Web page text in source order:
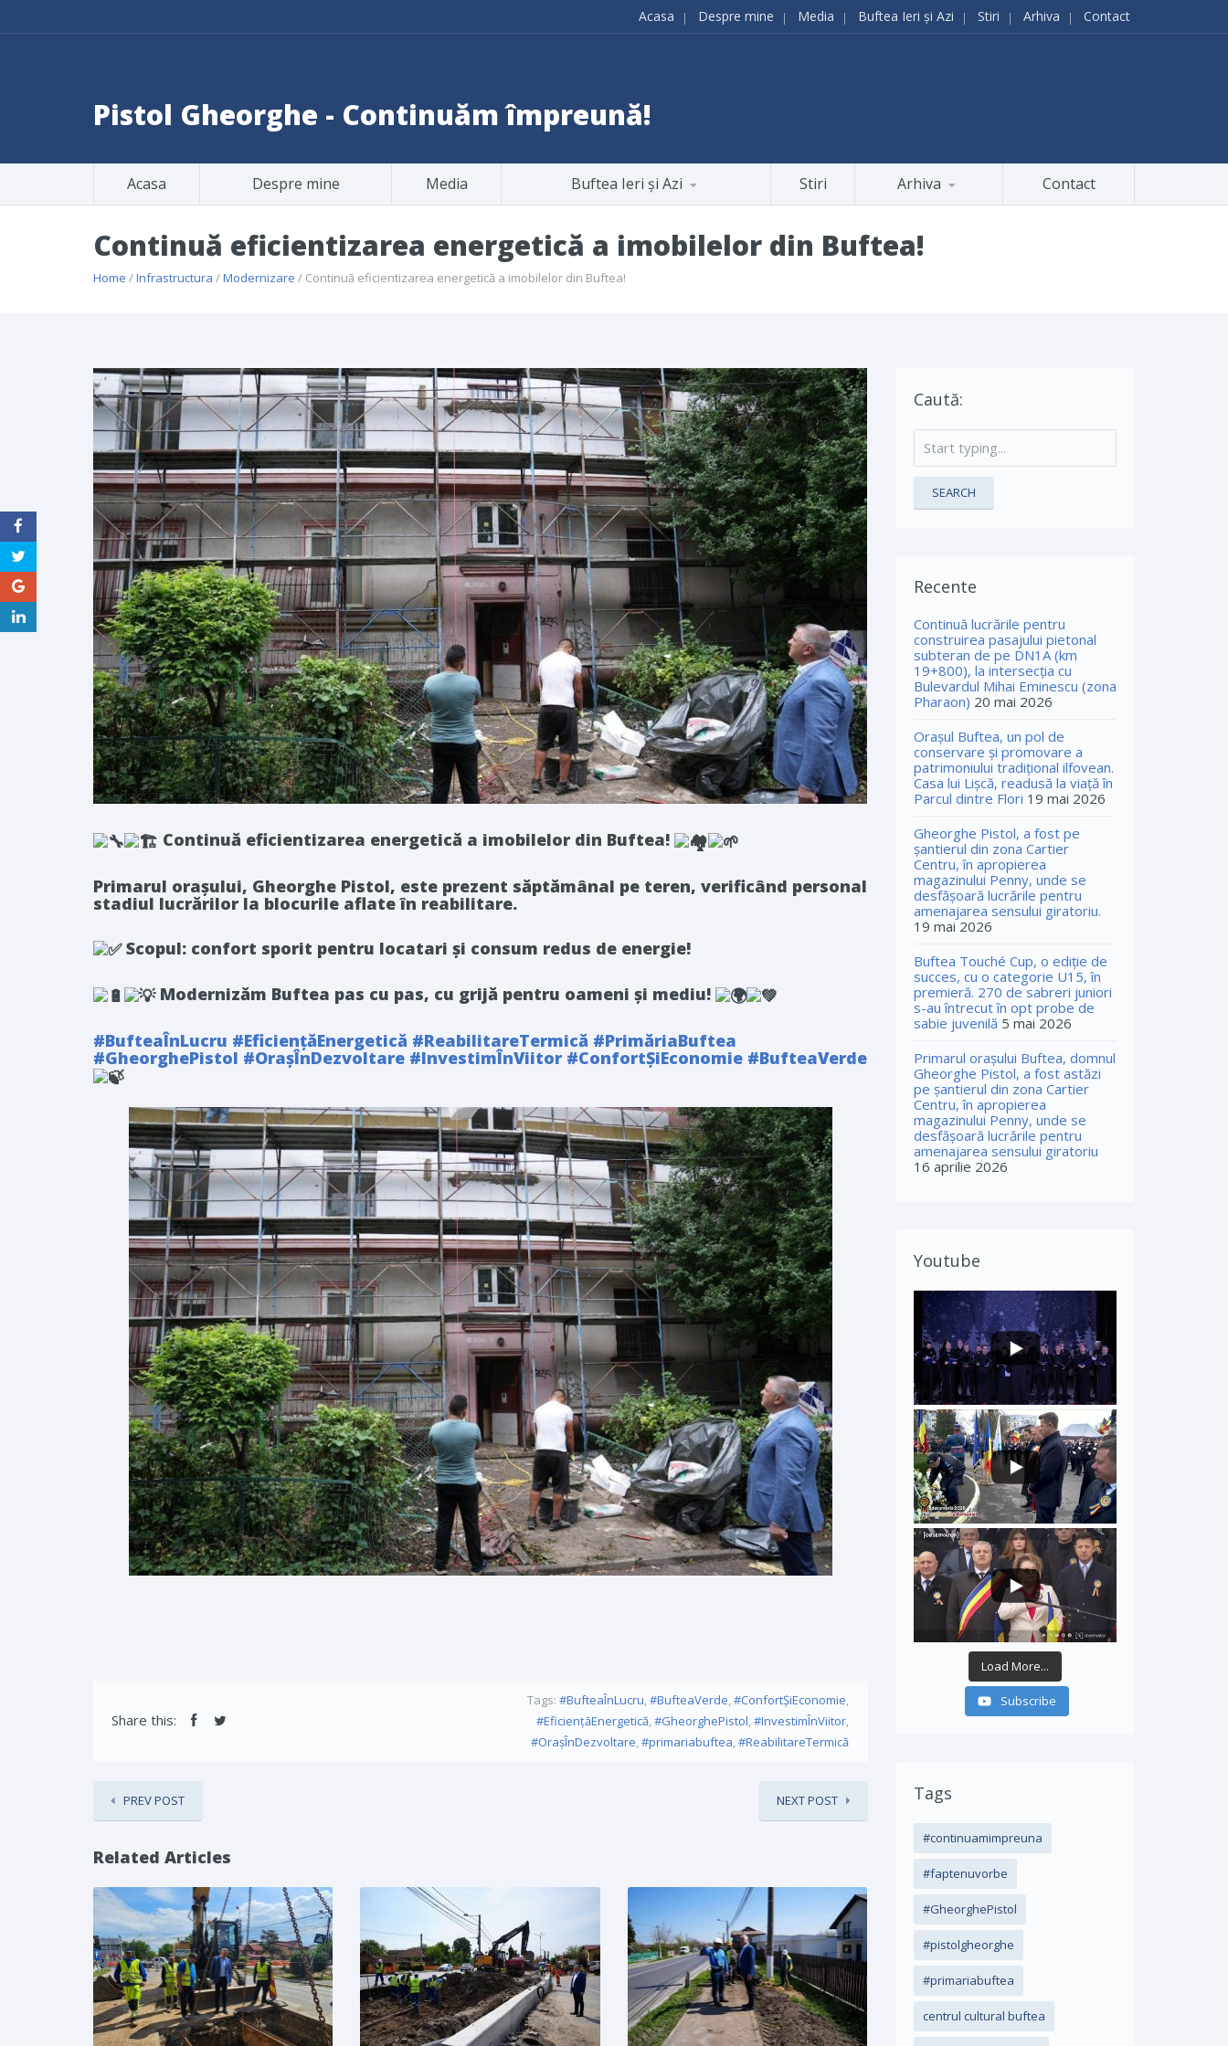
Acasa Despre mine Media Buftea Ieri și Azi Stiri Arhiva Contact
Pistol Gheorghe - Continuăm împreună!
Acasa Despre mine Media Buftea Ieri și Azi Stiri Arhiva Contact
Continuă eficientizarea energetică a imobilelor din Buftea!
Home /Infrastructura /Modernizare / Continuă eficientizarea energetică a imobilelor din Buftea!
Continuă eficientizarea energetică a imobilelor din Buftea!
Primarul orașului, Gheorghe Pistol, este prezent săptămânal pe teren, verificând personal
stadiul lucrărilor la blocurile aflate în reabilitare.
Scopul: confort sporit pentru locatari și consum redus de energie!
Modernizăm Buftea pas cu pas, cu grijă pentru oameni și mediu!
#BufteaÎnLucru #EficiențăEnergetică #ReabilitareTermică #PrimăriaBuftea
#GheorghePistol #OrașÎnDezvoltare #InvestimÎnViitor #ConfortȘiEconomie #BufteaVerde
Share this:
Tags: #BufteaÎnLucru,#BufteaVerde,#ConfortȘiEconomie,
#EficiențăEnergetică,#GheorghePistol,#InvestimÎnViitor,
#OrașÎnDezvoltare,#primariabuftea,#ReabilitareTermică
PREV POST NEXT POST
Related Articles
Caută:
SEARCH
Recente
Continuă lucrările pentru
construirea pasajului pietonal
subteran de pe DN1A (km
19+800), la intersecția cu
Bulevardul Mihai Eminescu (zona
Pharaon) 20 mai 2026
Orașul Buftea, un pol de
conservare și promovare a
patrimoniului tradițional ilfovean.
Casa lui Lişcă, readusă la viaţă în
Parcul dintre Flori 19 mai 2026
Gheorghe Pistol, a fost pe
șantierul din zona Cartier
Centru, în apropierea
magazinului Penny, unde se
desfășoară lucrările pentru
amenajarea sensului giratoriu.
19 mai 2026
Buftea Touché Cup, o ediţie de
succes, cu o categorie U15, în
premieră. 270 de sabreri juniori
s-au întrecut în opt probe de
sabie juvenilă 5 mai 2026
Primarul orașului Buftea, domnul
Gheorghe Pistol, a fost astăzi
pe șantierul din zona Cartier
Centru, în apropierea
magazinului Penny, unde se
desfășoară lucrările pentru
amenajarea sensului giratoriu
16 aprilie 2026
Youtube
Load More...
Subscribe
Tags
#continuamimpreuna
#faptenuvorbe
#GheorghePistol
#pistolgheorghe
#primariabuftea
centrul cultural buftea